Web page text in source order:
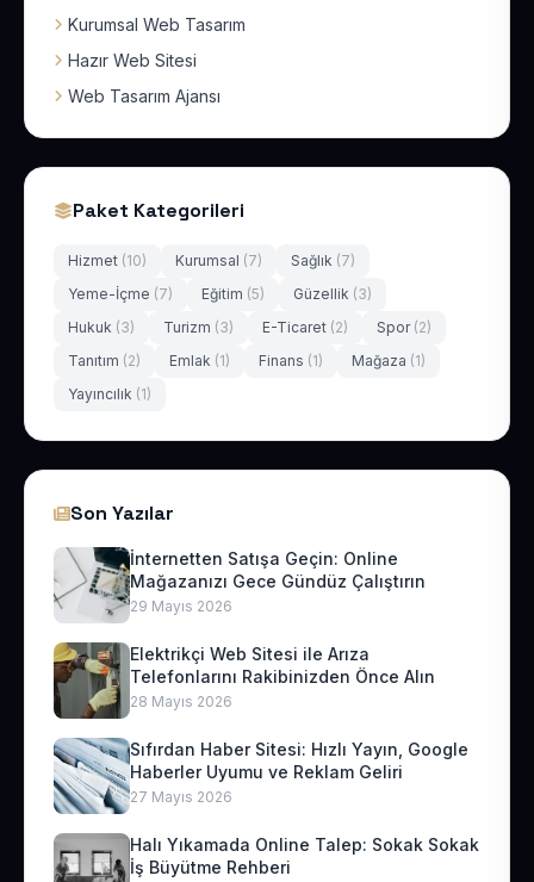
Kurumsal Web Tasarım
Hazır Web Sitesi
Web Tasarım Ajansı
Paket Kategorileri
Hizmet (10) Kurumsal (7) Sağlık (7)
Yeme-İçme (7) Eğitim (5) Güzellik (3)
Hukuk (3) Turizm (3) E-Ticaret (2) Spor (2)
Tanıtım (2) Emlak (1) Finans (1) Mağaza (1)
Yayıncılık (1)
Son Yazılar
İnternetten Satışa Geçin: Online
Mağazanızı Gece Gündüz Çalıştırın
29 Mayıs 2026
Elektrikçi Web Sitesi ile Arıza
Telefonlarını Rakibinizden Önce Alın
28 Mayıs 2026
Sıfırdan Haber Sitesi: Hızlı Yayın, Google
Haberler Uyumu ve Reklam Geliri
27 Mayıs 2026
Halı Yıkamada Online Talep: Sokak Sokak
İş Büyütme Rehberi